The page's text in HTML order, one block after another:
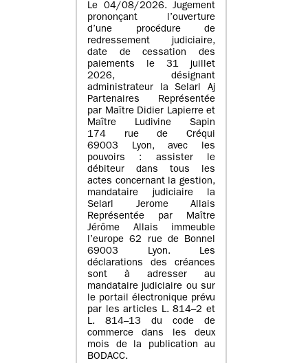
Le 04/08/2026. Jugement
prononçant l’ouverture
d’une procédure de
redressement judiciaire,
date de cessation des
paiements le 31 juillet
2026, désignant
administrateur la Selarl Aj
Partenaires Représentée
par Maître Didier Lapierre et
Maître Ludivine Sapin
174 rue de Créqui
69003 Lyon, avec les
pouvoirs : assister le
débiteur dans tous les
actes concernant la gestion,
mandataire judiciaire la
Selarl Jerome Allais
Représentée par Maître
Jérôme Allais immeuble
l’europe 62 rue de Bonnel
69003 Lyon. Les
déclarations des créances
sont à adresser au
mandataire judiciaire ou sur
le portail électronique prévu
par les articles L. 814–2 et
L. 814–13 du code de
commerce dans les deux
mois de la publication au
BODACC.